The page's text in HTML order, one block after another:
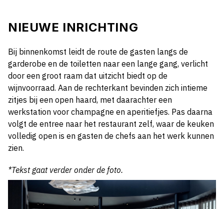
NIEUWE INRICHTING
Bij binnenkomst leidt de route de gasten langs de
garderobe en de toiletten naar een lange gang, verlicht
door een groot raam dat uitzicht biedt op de
wijnvoorraad. Aan de rechterkant bevinden zich intieme
zitjes bij een open haard, met daarachter een
werkstation voor champagne en aperitiefjes. Pas daarna
volgt de entree naar het restaurant zelf, waar de keuken
volledig open is en gasten de chefs aan het werk kunnen
zien.
*Tekst gaat verder onder de foto.